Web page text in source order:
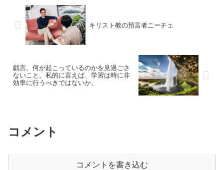
キリスト教の預言者ニーチェ
戯言。何が起こっているのかを見過ごさ
ないこと。私的に言えば、学習は時に非
効率に行うべきではないか。
コメント
コメントを書き込む